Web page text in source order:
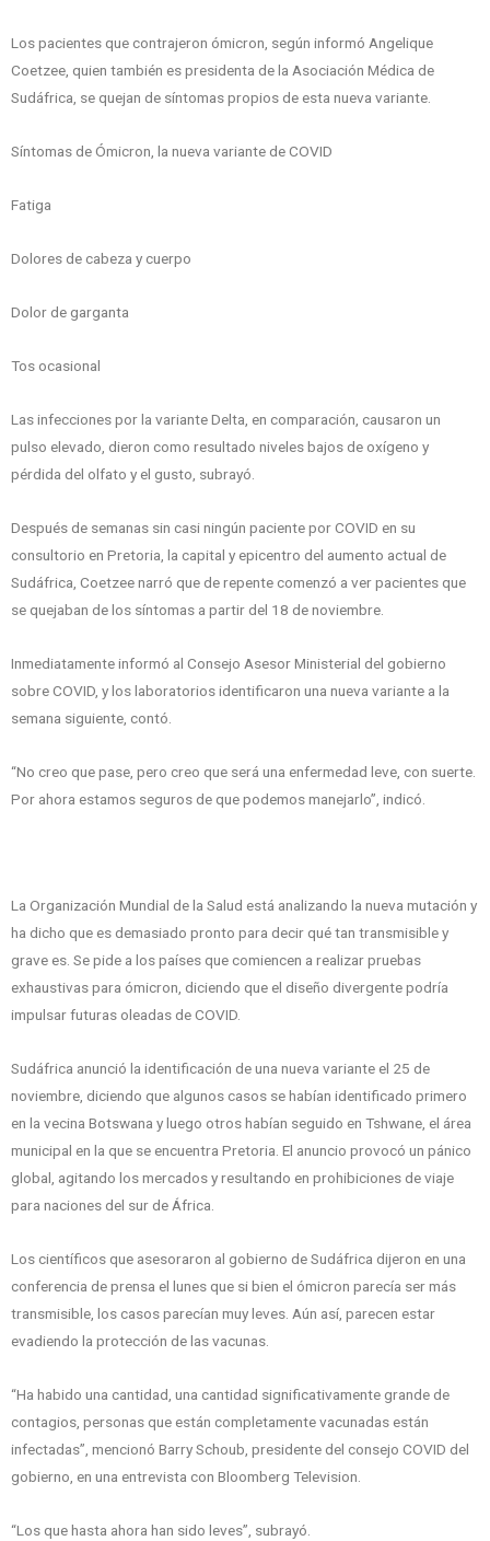
Los pacientes que contrajeron ómicron, según informó Angelique
Coetzee, quien también es presidenta de la Asociación Médica de
Sudáfrica, se quejan de síntomas propios de esta nueva variante.
Síntomas de Ómicron, la nueva variante de COVID
Fatiga
Dolores de cabeza y cuerpo
Dolor de garganta
Tos ocasional
Las infecciones por la variante Delta, en comparación, causaron un
pulso elevado, dieron como resultado niveles bajos de oxígeno y
pérdida del olfato y el gusto, subrayó.
Después de semanas sin casi ningún paciente por COVID en su
consultorio en Pretoria, la capital y epicentro del aumento actual de
Sudáfrica, Coetzee narró que de repente comenzó a ver pacientes que
se quejaban de los síntomas a partir del 18 de noviembre.
Inmediatamente informó al Consejo Asesor Ministerial del gobierno
sobre COVID, y los laboratorios identificaron una nueva variante a la
semana siguiente, contó.
“No creo que pase, pero creo que será una enfermedad leve, con suerte.
Por ahora estamos seguros de que podemos manejarlo”, indicó.
La Organización Mundial de la Salud está analizando la nueva mutación y
ha dicho que es demasiado pronto para decir qué tan transmisible y
grave es. Se pide a los países que comiencen a realizar pruebas
exhaustivas para ómicron, diciendo que el diseño divergente podría
impulsar futuras oleadas de COVID.
Sudáfrica anunció la identificación de una nueva variante el 25 de
noviembre, diciendo que algunos casos se habían identificado primero
en la vecina Botswana y luego otros habían seguido en Tshwane, el área
municipal en la que se encuentra Pretoria. El anuncio provocó un pánico
global, agitando los mercados y resultando en prohibiciones de viaje
para naciones del sur de África.
Los científicos que asesoraron al gobierno de Sudáfrica dijeron en una
conferencia de prensa el lunes que si bien el ómicron parecía ser más
transmisible, los casos parecían muy leves. Aún así, parecen estar
evadiendo la protección de las vacunas.
“Ha habido una cantidad, una cantidad significativamente grande de
contagios, personas que están completamente vacunadas están
infectadas”, mencionó Barry Schoub, presidente del consejo COVID del
gobierno, en una entrevista con Bloomberg Television.
“Los que hasta ahora han sido leves”, subrayó.